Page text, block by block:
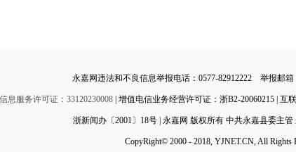
永嘉网违法和不良信息举报电话：0577-82912222 举报邮箱
息服务许可证：33120230008| 增值电信业务经营许可证：浙B2-20060215 | 互
浙新闻办〔2001〕18号 | 永嘉网 版权所有 中共永嘉县委主
CopyRight© 2000 - 2018, YJNET.CN, All Rights